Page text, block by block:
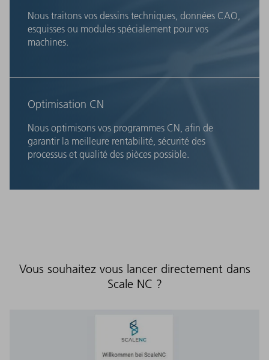
Nous traitons vos dessins techniques, données CAO,
esquisses ou modules spécialement pour vos
machines.
Optimisation CN
Nous optimisons vos programmes CN, afin de
garantir la meilleure rentabilité, sécurité des
processus et qualité des pièces possible.
Vous souhaitez vous lancer directement dans
Scale NC ?